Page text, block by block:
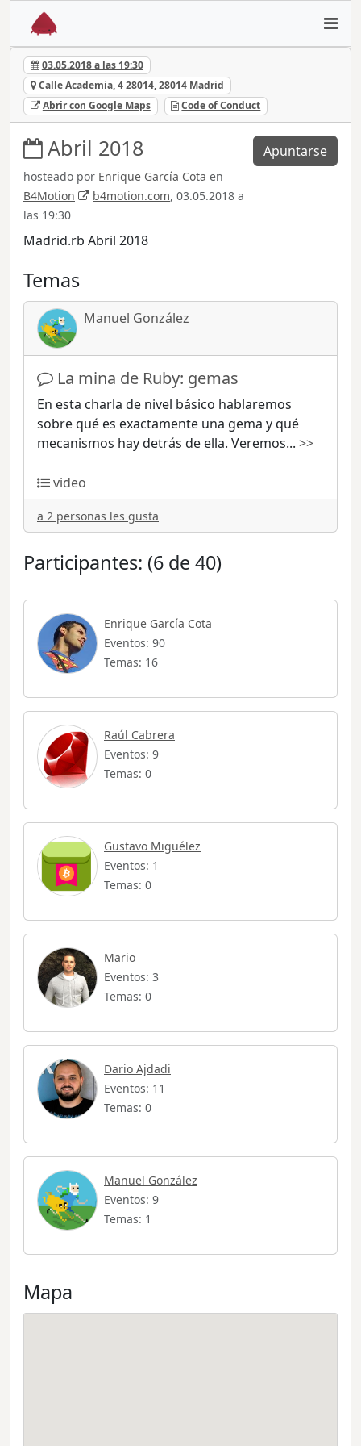
03.05.2018 a las 19:30
Calle Academia, 4 28014, 28014 Madrid
Abrir con Google Maps
Code of Conduct
Abril 2018
hosteado por Enrique García Cota en
B4Motion
b4motion.com, 03.05.2018 a
las 19:30
Apuntarse
Madrid.rb Abril 2018
Temas
Manuel González
La mina de Ruby: gemas
En esta charla de nivel básico hablaremos
sobre qué es exactamente una gema y qué
mecanismos hay detrás de ella. Veremos... >>
video
a 2 personas les gusta
Participantes: (6 de 40)
Enrique García Cota
Eventos: 90
Temas: 16
Raúl Cabrera
Eventos: 9
Temas: 0
Gustavo Miguélez
Eventos: 1
Temas: 0
Mario
Eventos: 3
Temas: 0
Dario Ajdadi
Eventos: 11
Temas: 0
Manuel González
Eventos: 9
Temas: 1
Mapa